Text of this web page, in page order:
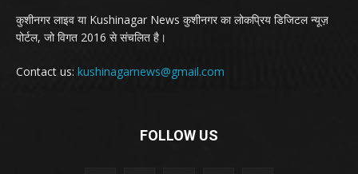
कुशीनगर लाइव या Kushinagar News कुशीनगर का लोकप्रिय डिजिटल न्यूज़
पोर्टल, जो विगत 2016 से संचलित है।
Contact us: kushinagarnews@gmail.com
FOLLOW US